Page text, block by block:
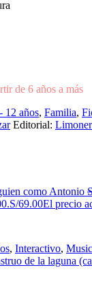
de 6 años a más
12 años, Familia,
Editorial:
como Antonio
S/69.00El precio
, Interactivo,
de la laguna